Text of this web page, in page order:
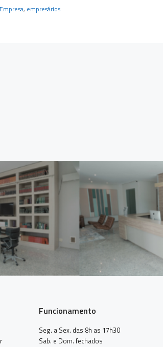
Empresa, empresários
Funcionamento
Seg. a Sex. das 8h as 17h30
Sab. e Dom. fechados